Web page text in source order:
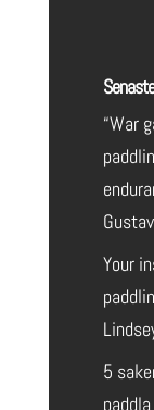
“War
Your
5